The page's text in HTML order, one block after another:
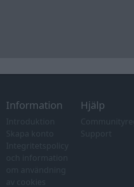
Tips och